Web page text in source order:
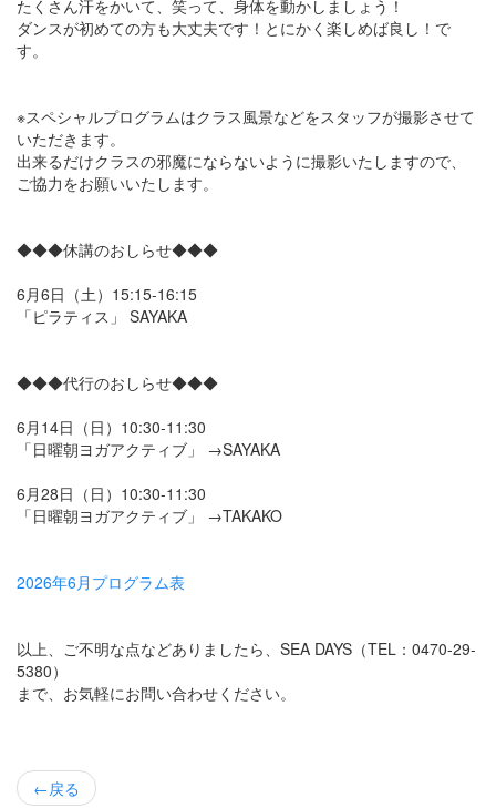
たくさん汗をかいて、笑って、身体を動かしましょう！
ダンスが初めての方も大丈夫です！とにかく楽しめば良し！で
す。
※スペシャルプログラムはクラス風景などをスタッフが撮影させて
いただきます。
出来るだけクラスの邪魔にならないように撮影いたしますので、
ご協力をお願いいたします。
◆◆◆休講のおしらせ◆◆◆
6月6日（土）15:15-16:15
「ピラティス」 SAYAKA
◆◆◆代行のおしらせ◆◆◆
6月14日（日）10:30-11:30
「日曜朝ヨガアクティブ」 →SAYAKA
6月28日（日）10:30-11:30
「日曜朝ヨガアクティブ」 →TAKAKO
2026年6月プログラム表
以上、ご不明な点などありましたら、SEA DAYS（TEL：0470-29-
5380）
まで、お気軽にお問い合わせください。
←戻る